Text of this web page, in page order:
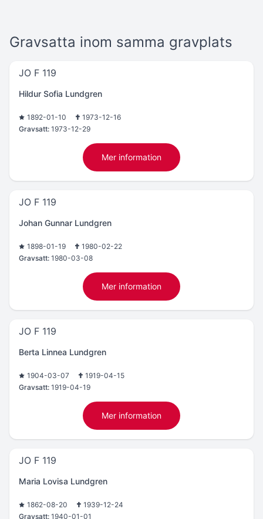
Gravsatta inom samma gravplats
JO F 119
Hildur Sofia Lundgren
1892-01-10
1973-12-16
Gravsatt: 1973-12-29
Mer information
JO F 119
Johan Gunnar Lundgren
1898-01-19
1980-02-22
Gravsatt: 1980-03-08
Mer information
JO F 119
Berta Linnea Lundgren
1904-03-07
1919-04-15
Gravsatt: 1919-04-19
Mer information
JO F 119
Maria Lovisa Lundgren
1862-08-20
1939-12-24
Gravsatt: 1940-01-01